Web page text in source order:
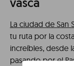
vasca
La ciudad de San
tu ruta por la
increíbles, desde
pasando por el